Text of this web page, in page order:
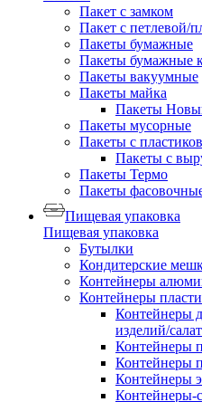
Пакет с замком
Пакет с петлевой/
Пакеты бумажные
Пакеты бумажные
Пакеты вакуумные
Пакеты майка
Пакеты
Пакеты мусорные
Пакеты с
Пакеты с
Пакеты Термо
Пакеты
Пищевая упаковка
Пищевая упаковка
Бутылки
Кондитерские
Контейнеры
Контейнеры
Контейнеры
изделий/
Контейнеры
Контейнеры
Контейнеры
Контейнеры-